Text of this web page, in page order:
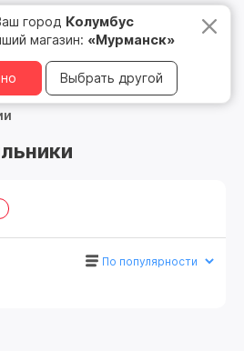
Мурманск
город Колумбус
магазин: «Мурманск»
Выбрать другой
8 800 500 05 15